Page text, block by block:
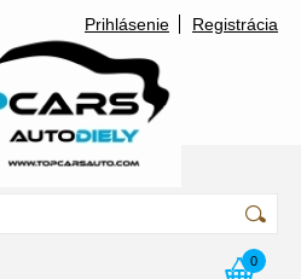
Prihlásenie Registrácia
0